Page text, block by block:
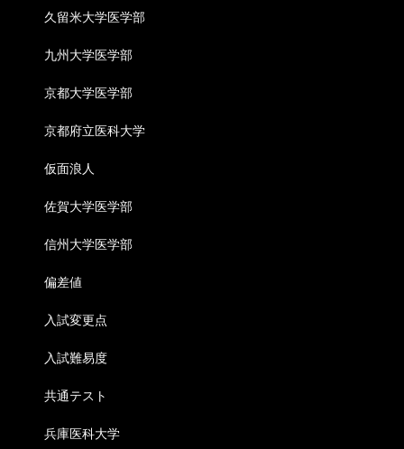
久留米大学医学部
九州大学医学部
京都大学医学部
京都府立医科大学
仮面浪人
佐賀大学医学部
信州大学医学部
偏差値
入試変更点
入試難易度
共通テスト
兵庫医科大学